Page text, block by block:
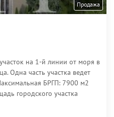
Продажа
на 1-й линии от моря в
Одна часть участка ведет
БРГП: 7900 м2
городского участка